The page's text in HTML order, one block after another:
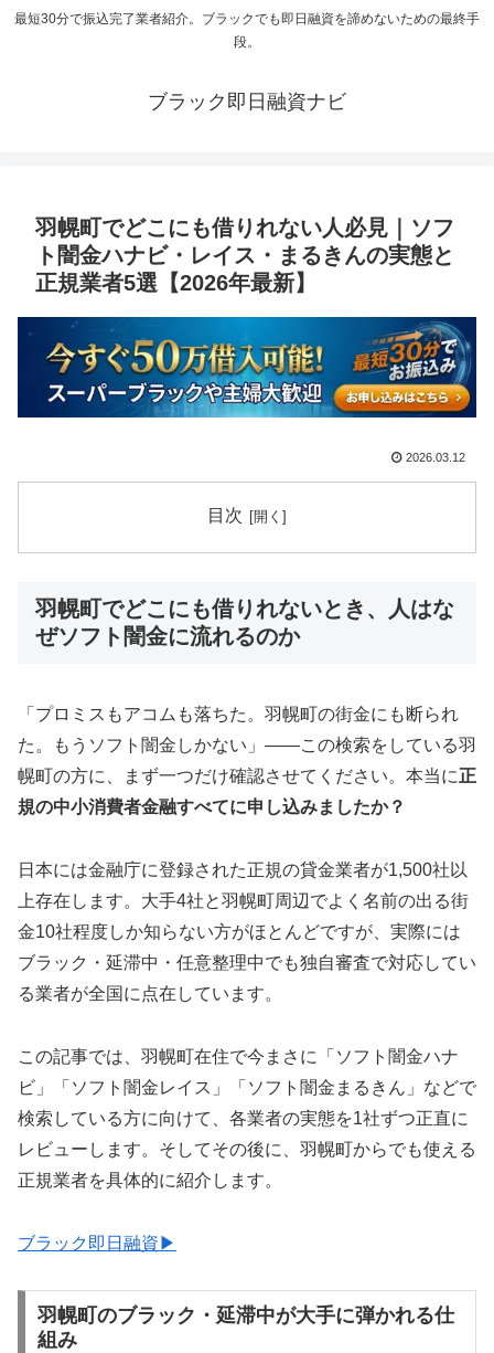
最短30分で振込完了業者紹介。ブラックでも即日融資を諦めないための最終手
段。
ブラック即日融資ナビ
羽幌町でどこにも借りれない人必見｜ソフ
ト闇金ハナビ・レイス・まるきんの実態と
正規業者5選【2026年最新】
2026.03.12
目次
羽幌町でどこにも借りれないとき、人はな
ぜソフト闇金に流れるのか
「プロミスもアコムも落ちた。羽幌町の街金にも断られ
た。もうソフト闇金しかない」——この検索をしている羽
幌町の方に、まず一つだけ確認させてください。本当に正
規の中小消費者金融すべてに申し込みましたか？
日本には金融庁に登録された正規の貸金業者が1,500社以
上存在します。大手4社と羽幌町周辺でよく名前の出る街
金10社程度しか知らない方がほとんどですが、実際には
ブラック・延滞中・任意整理中でも独自審査で対応してい
る業者が全国に点在しています。
この記事では、羽幌町在住で今まさに「ソフト闇金ハナ
ビ」「ソフト闇金レイス」「ソフト闇金まるきん」などで
検索している方に向けて、各業者の実態を1社ずつ正直に
レビューします。そしてその後に、羽幌町からでも使える
正規業者を具体的に紹介します。
ブラック即日融資▶
羽幌町のブラック・延滞中が大手に弾かれる仕
組み